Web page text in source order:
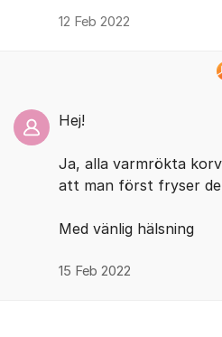
12 Feb 2022
Hej!
Ja, alla varmrökta
att man först fryser
Med vänlig hälsning
15 Feb 2022